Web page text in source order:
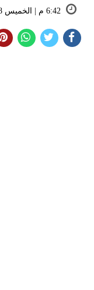
6:42 م | الخميس 28 أغسطس 2025